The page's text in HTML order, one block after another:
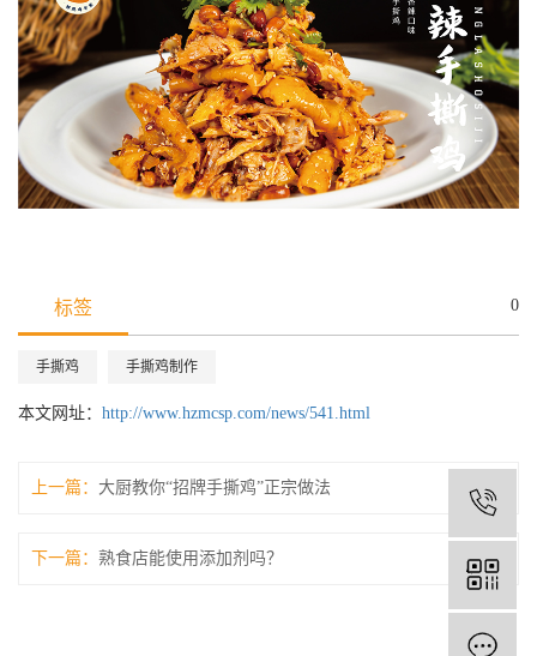
标签 0
手撕鸡 手撕鸡制作
本文网址： http://www.hzmcsp.com/news/541.html
上一篇： 大厨教你“招牌手撕鸡”正宗做法
下一篇： 熟食店能使用添加剂吗？